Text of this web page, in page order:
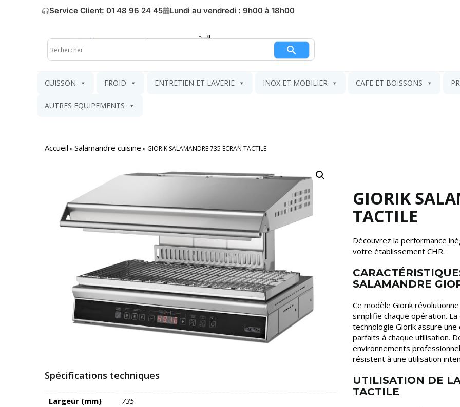
Service Client: 01 48 96 24 45 Lundi au vendredi : 9h00 à 18h00
Mon compte Mon panier
CUISSON FROID ENTRETIEN ET LAVERIE INOX ET MOBILIER CAFE ET BOISSONS
AUTRES EQUIPEMENTS
Accueil »Salamandre cuisine » GIORIK SALAMANDRE 735 ÉCRAN TACTILE
Spécifications techniques
Largeur (mm)
735
GIORIK
TACTILE
Découvrez la performance
votre établissement CHR.
SALAMANDRE
Ce modèle Giorik
simplifie chaque opération.
technologie Giorik assure
parfaits à chaque utilisation.
environnements
résistent à une utilisation
UTILISATION DE
TACTILE